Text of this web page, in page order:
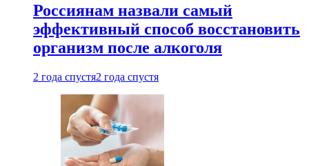
Россиянам назвали самый
эффективный способ восстановить
организм после алкоголя
2 года спустя2 года спустя